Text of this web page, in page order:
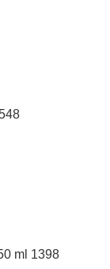
ml 1398